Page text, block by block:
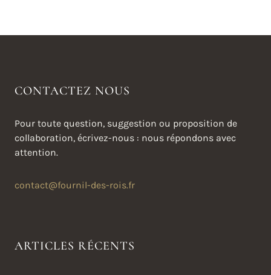
CONTACTEZ NOUS
Pour toute question, suggestion ou proposition de
collaboration, écrivez-nous : nous répondons avec
attention.
contact@fournil-des-rois.fr
ARTICLES RÉCENTS